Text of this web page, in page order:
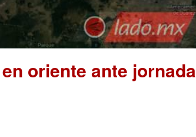
oriente ante jornada